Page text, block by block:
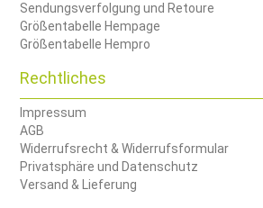
Sendungsverfolgung und Retoure
Größentabelle Hempage
Größentabelle Hempro
Rechtliches
Impressum
AGB
Widerrufsrecht & Widerrufsformular
Privatsphäre und Datenschutz
Versand & Lieferung